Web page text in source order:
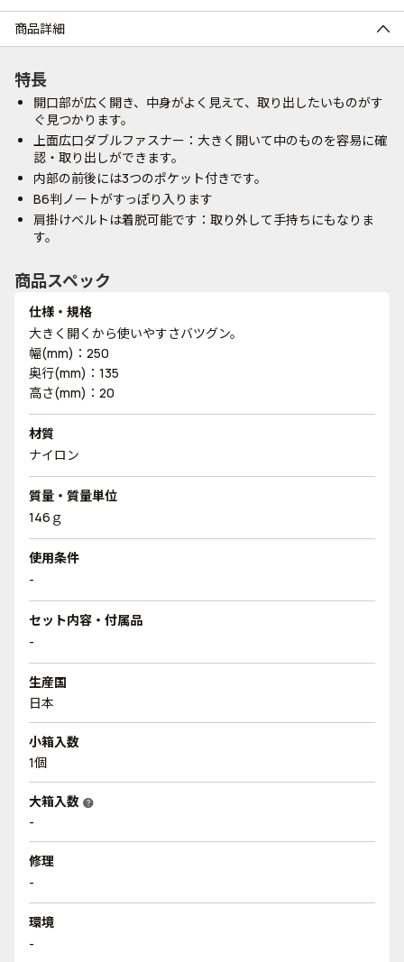
商品詳細
特長
開口部が広く開き、中身がよく見えて、取り出したいものがす
ぐ見つかります。
上面広口ダブルファスナー：大きく開いて中のものを容易に確
認・取り出しができます。
内部の前後には3つのポケット付きです。
B6判ノートがすっぽり入ります
肩掛けベルトは着脱可能です：取り外して手持ちにもなりま
す。
商品スペック
仕様・規格
大きく開くから使いやすさバツグン。
幅(mm)：250
奥行(mm)：135
高さ(mm)：20
材質
ナイロン
質量・質量単位
146ｇ
使用条件
-
セット内容・付属品
-
生産国
日本
小箱入数
1個
大箱入数 help
-
修理
-
環境
-